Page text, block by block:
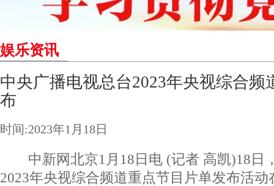
娱乐资讯
中央广播电视总台2023年央视综合频
布
时间:2023年1月18日
中新网北京1月18日电 (记者 高凯)18日
2023年央视综合频道重点节目片单发布活动